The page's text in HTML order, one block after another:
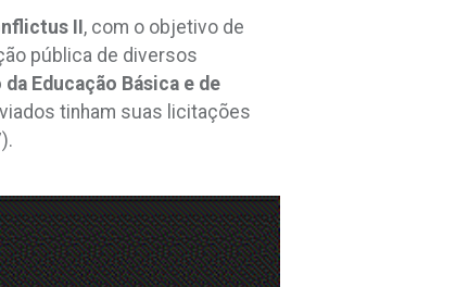
II, com o objetivo de
pública de diversos
Educação Básica e de
tinham suas licitações